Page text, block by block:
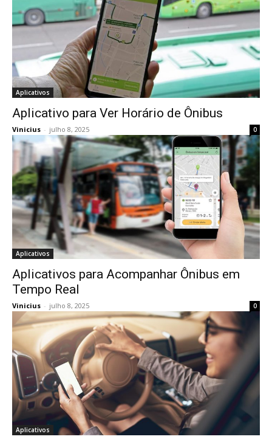
Aplicativos
Aplicativo para Ver Horário de Ônibus
Vinicius - julho 8, 2025 0
Aplicativos
Aplicativos para Acompanhar Ônibus em
Tempo Real
Vinicius - julho 8, 2025 0
Aplicativos